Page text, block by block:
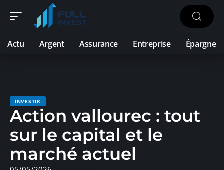
Actu Argent Assurance Entreprise Épargne
INVESTIR
Action vallourec : tout
sur le capital et le
marché actuel